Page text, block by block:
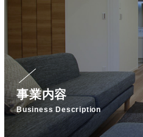
事業内容
Business Description